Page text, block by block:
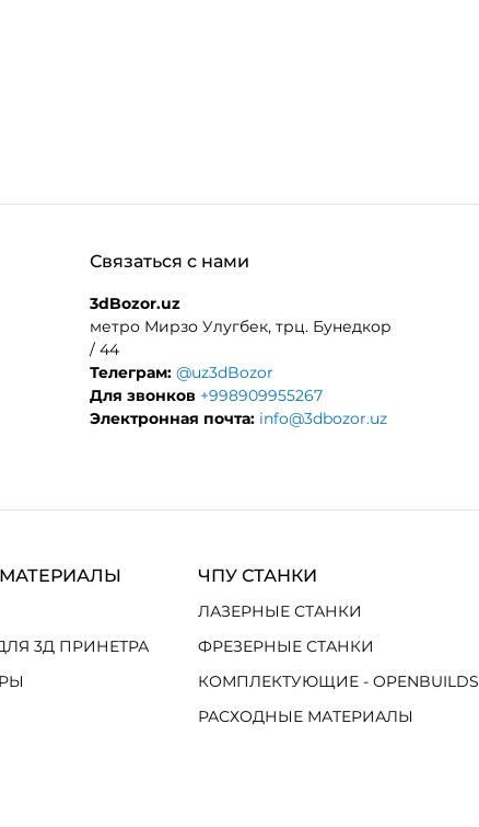
Связаться с нами
3dBozor.uz
метро Мирзо Улугбек, трц. Бунедкор
/ 44
Телеграм: @uz3dBozor
Для звонков +998909955267
Электронная почта: info@3dbozor.uz
3Д ПРИНЕТРА
ЧПУ СТАНКИ
ЛАЗЕРНЫЕ СТАНКИ
ФРЕЗЕРНЫЕ СТАНКИ
КОМПЛЕКТУЮЩИЕ - OPENBUILDS
РАСХОДНЫЕ МАТЕРИАЛЫ